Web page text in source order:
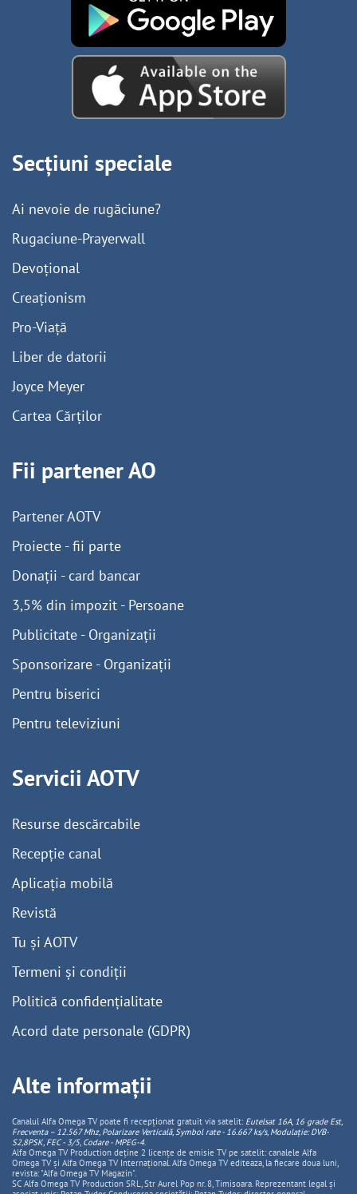
Secțiuni speciale
Ai nevoie de rugăciune?
Rugaciune-Prayerwall
Devoțional
Creaționism
Pro-Viață
Liber de datorii
Joyce Meyer
Cartea Cărților
Fii partener AO
Partener AOTV
Proiecte - fii parte
Donații - card bancar
3,5% din impozit - Persoane
Publicitate - Organizații
Sponsorizare - Organizații
Pentru biserici
Pentru televiziuni
Servicii AOTV
Resurse descărcabile
Recepție canal
Aplicația mobilă
Revistă
Tu și AOTV
Termeni și condiții
Politică confidențialitate
Acord date personale (GDPR)
Alte informații
Canalul Alfa Omega TV poate fi recepționat gratuit via satelit: Eutelsat 16A, 16 grade Est,
Frecventa – 12.567 Mhz, PolarizareVerticală, Symbol rate - 16.667 ks/s, Modulație: DVB-
S2,8PSK, FEC - 3/5, Codare - MPEG-4.
Alfa Omega TV Production deține 2 licențe de emisie TV pe satelit: canalele Alfa
Omega TV și Alfa Omega TV Internațional. Alfa Omega TV editeaza, la fiecare doua luni,
revista: "Alfa Omega TV Magazin".
SC Alfa Omega TV Production SRL, Str Aurel Pop nr. 8, Timisoara. Reprezentant legal și